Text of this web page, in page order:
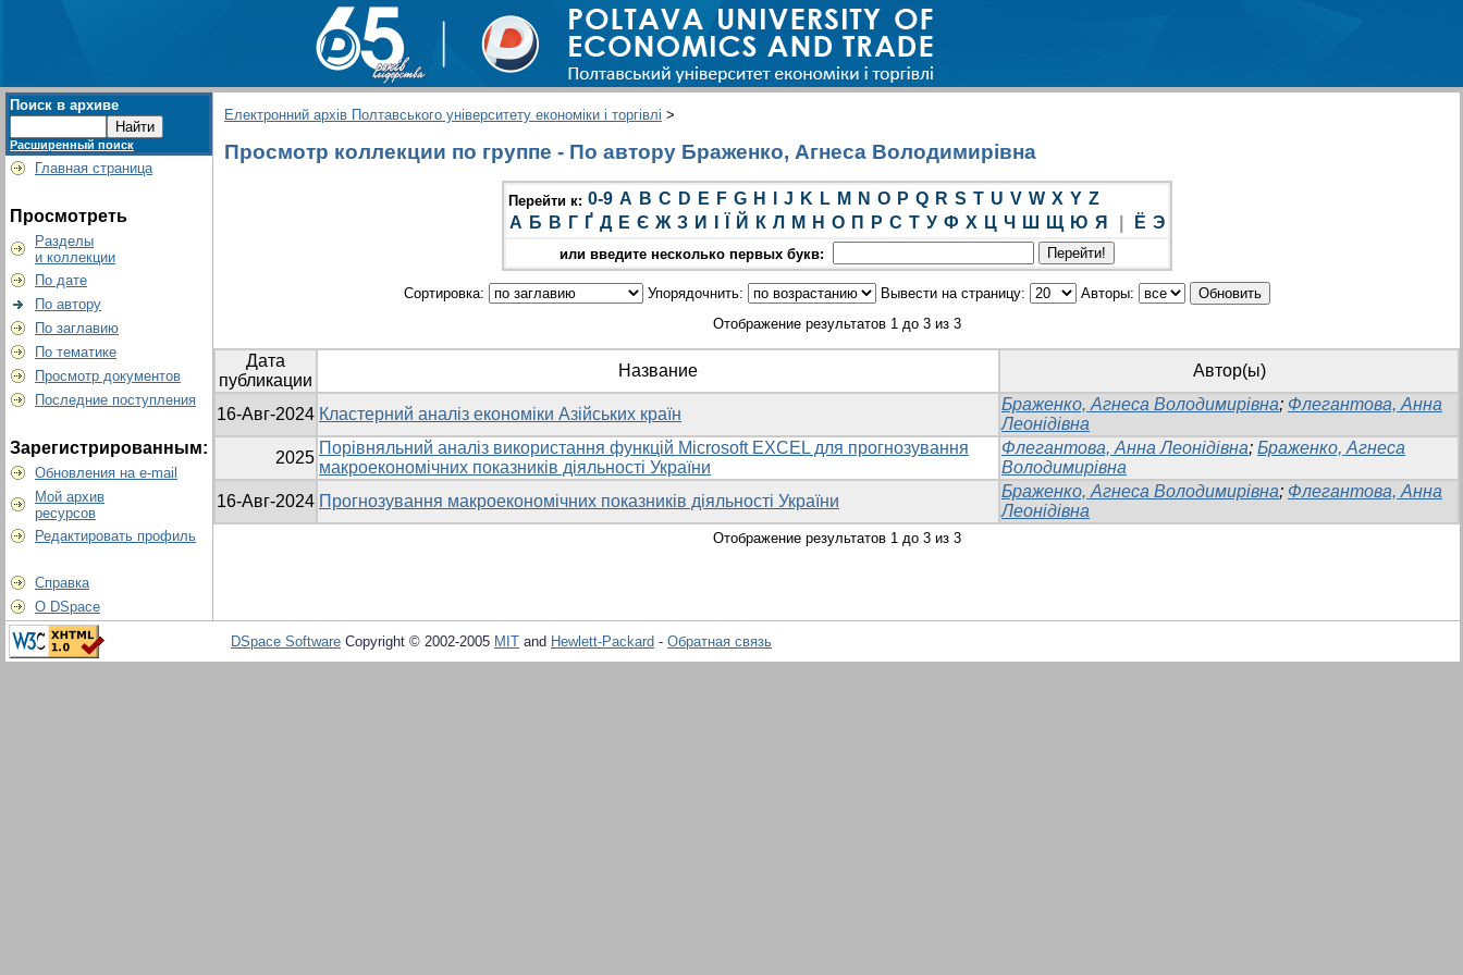
Поиск в архиве
Расширенный поиск
Главная страница
Просмотреть
Разделы
и коллекции
По дате
По автору
По заглавию
По тематике
Просмотр документов
Последние поступления
Зарегистрированным:
Обновления на e-mail
Мой архив
ресурсов
Редактировать профиль
Справка
О DSpace
Електронний архів Полтавського університету економіки і торгівлі >
Просмотр коллекции по группе - По автору Браженко, Агнеса Володимирівна
Перейти к: 0-9 A B C D E F G H J K L M N O P Q R S T U V W X Y Z
А Б В Г Ґ Д Е Є Ж З И Й К Л М Н О П Р С Т У Ф Х Ц Ч Ш Щ Ю Я Ё Э
или введите несколько первых букв:
Сортировка: Упорядочнить: Вывести на страницу:
Авторы:
Отображение результатов 1 до 3 из 3
Дата
публикации
Название Автор(ы)
16-Авг-2024 Кластерний аналіз економіки Азійських країн
Браженко, Агнеса Володимирівна; Флегантова, Анна
Леонідівна
2025
Порівняльний аналіз використання функцій Microsoft EXCEL для прогнозування
макроекономічних показників діяльності України
Флегантова, Анна Леонідівна; Браженко, Агнеса
Володимирівна
16-Авг-2024 Прогнозування макроекономічних показників діяльності України
Браженко, Агнеса Володимирівна; Флегантова, Анна
Леонідівна
Отображение результатов 1 до 3 из 3
DSpace Software Copyright © 2002-2005 MIT and Hewlett-Packard - Обратная связь